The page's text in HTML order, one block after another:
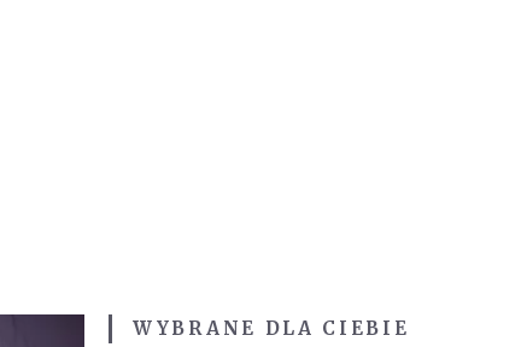
WYBRANE DLA CIEBIE